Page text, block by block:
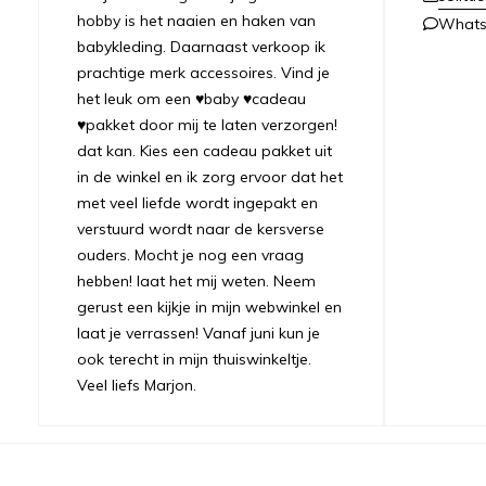
hobby is het naaien en haken van
babykleding. Daarnaast verkoop ik
prachtige merk accessoires. Vind je
het leuk om een ♥baby ♥cadeau
♥pakket door mij te laten verzorgen!
dat kan. Kies een cadeau pakket uit
in de winkel en ik zorg ervoor dat het
met veel liefde wordt ingepakt en
verstuurd wordt naar de kersverse
ouders. Mocht je nog een vraag
hebben! laat het mij weten. Neem
gerust een kijkje in mijn webwinkel en
laat je verrassen! Vanaf juni kun je
ook terecht in mijn thuiswinkeltje.
Veel liefs Marjon.